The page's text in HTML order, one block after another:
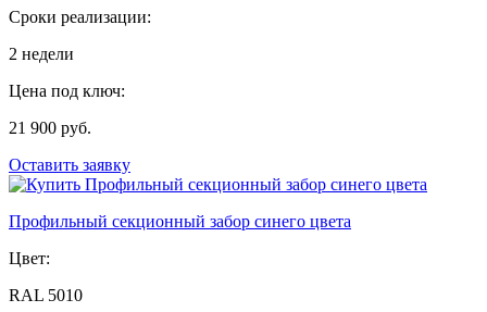
Сроки реализации:
2 недели
Цена под ключ:
21 900 руб.
Оставить заявку
Профильный секционный забор синего цвета
Цвет:
RAL 5010